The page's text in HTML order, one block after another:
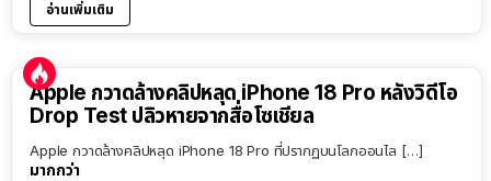
อ่านเพิ่มเติม
Apple กวาดล้างคลิปหลุด iPhone 18 Pro หลังวิดีโอ
Drop Test ปลิวหายจากสื่อโซเชียล
Apple กวาดล้างคลิปหลุด iPhone 18 Pro ที่ปรากฏบนโลกออนไล […]
มากกว่า